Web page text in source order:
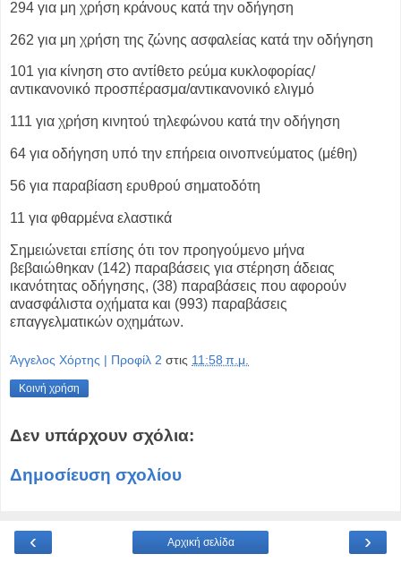
294 για μη χρήση κράνους κατά την οδήγηση
262 για μη χρήση της ζώνης ασφαλείας κατά την οδήγηση
101 για κίνηση στο αντίθετο ρεύμα κυκλοφορίας/
αντικανονικό προσπέρασμα/αντικανονικό ελιγμό
111 για χρήση κινητού τηλεφώνου κατά την οδήγηση
64 για οδήγηση υπό την επήρεια οινοπνεύματος (μέθη)
56 για παραβίαση ερυθρού σηματοδότη
11 για φθαρμένα ελαστικά
Σημειώνεται επίσης ότι τον προηγούμενο μήνα
βεβαιώθηκαν (142) παραβάσεις για στέρηση άδειας
ικανότητας οδήγησης, (38) παραβάσεις που αφορούν
ανασφάλιστα οχήματα και (993) παραβάσεις
επαγγελματικών οχημάτων.
Άγγελος Χόρτης | Προφίλ 2 στις 11:58 π.μ.
Κοινή χρήση
Δεν υπάρχουν σχόλια:
Δημοσίευση σχολίου
‹ ›
Αρχική σελίδα